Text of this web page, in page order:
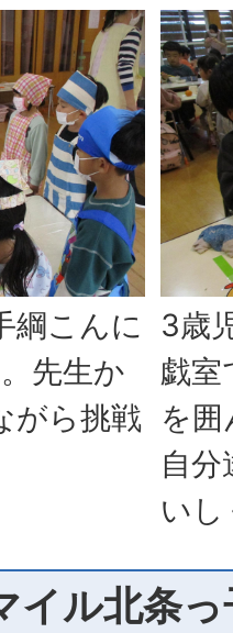
綱こんに
先生か
がら挑戦
3歳
戯室
を
自
い
イル北条